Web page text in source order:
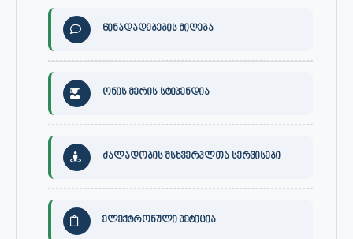
წინადადებების მიღება
ონის მერის სტიპენდია
ძალადობის მსხვერპლთა სერვისები
ელექტრონული პეტიცია